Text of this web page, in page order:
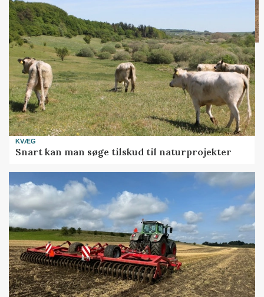
KVÆG
Snart kan man søge tilskud til naturprojekter